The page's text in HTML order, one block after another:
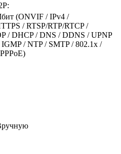
(ONVIF / IPv4 /
/ RTSP/RTP/RTCP /
/ DHCP / DNS / DDNS / UPNP
/ NTP / SMTP / 802.1x /